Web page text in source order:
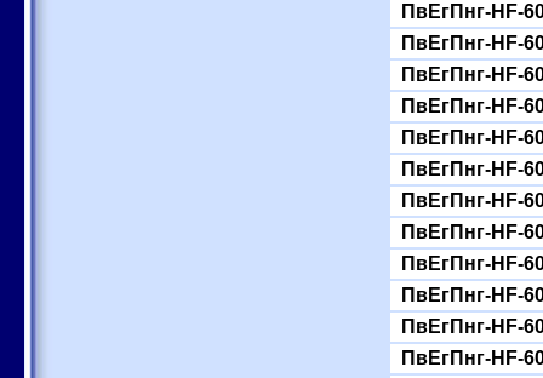
ПвЕгПнг-HF-
ПвЕгПнг-HF-
ПвЕгПнг-HF-
ПвЕгПнг-HF-
ПвЕгПнг-HF-
ПвЕгПнг-HF-
ПвЕгПнг-HF-
ПвЕгПнг-HF-
ПвЕгПнг-HF-
ПвЕгПнг-HF-
ПвЕгПнг-HF-
ПвЕгПнг-HF-